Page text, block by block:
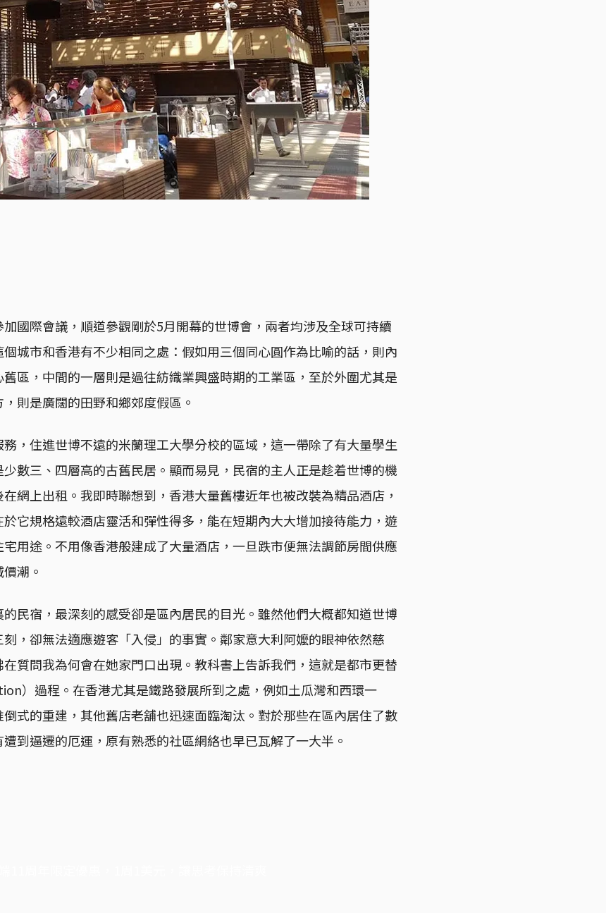
國際會議，順道參觀剛於5月開幕的世博會，兩者均涉及全球可持續
城市和香港有不少相同之處：假如用三個同心圓作為比喻的話，則內
區，中間的一層則是過往紡織業興盛時期的工業區，至於外圍尤其是
則是廣闊的田野和鄉郊度假區。
，住進世博不遠的米蘭理工大學分校的區域，這一帶除了有大量學生
數三、四層高的古舊民居。顯而易見，民宿的主人正是趁着世博的機
網上出租。我即時聯想到，香港大量舊樓近年也被改裝為精品酒店，
它規格遠較酒店靈活和彈性得多，能在短期內大大增加接待能力，遊
用途。不用像香港般建成了大量酒店，一旦跌市便無法調節房間供應
潮。
民宿，最深刻的感受卻是區內居民的目光。雖然他們大概都知道世博
，卻無法適應遊客「入侵」的事實。鄰家意大利阿嬤的眼神依然慈
質問我為何會在她家門口出現。教科書上告訴我們，這就是都市更替
）過程。在香港尤其是鐵路發展所到之處，例如土瓜灣和西環一
式的重建，其他舊店老舖也迅速面臨淘汰。對於那些在區內居住了數
到逼遷的厄運，原有熟悉的社區網絡也早已瓦解了一大半。